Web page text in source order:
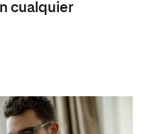
cualquier